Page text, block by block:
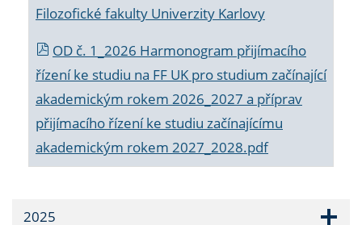
Filozofické fakulty Univerzity Karlovy
OD č. 1_2026 Harmonogram přijímacího
řízení ke studiu na FF UK pro studium začínající
akademickým rokem 2026_2027 a příprav
přijímacího řízení ke studiu začínajícímu
akademickým rokem 2027_2028.pdf
2025